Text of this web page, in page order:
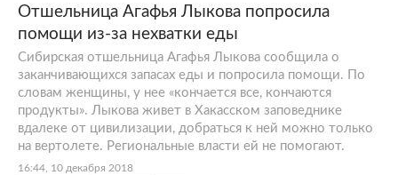
Отшельница Агафья Лыкова попросила
помощи из-за нехватки еды
Сибирская отшельница Агафья Лыкова сообщила о
заканчивающихся запасах еды и попросила помощи. По
словам женщины, у нее «кончается все, кончаются
продукты». Лыкова живет в Хакасском заповеднике
вдалеке от цивилизации, добраться к ней можно только
на вертолете. Региональные власти ей не помогают.
16:44, 10 декабря 2018